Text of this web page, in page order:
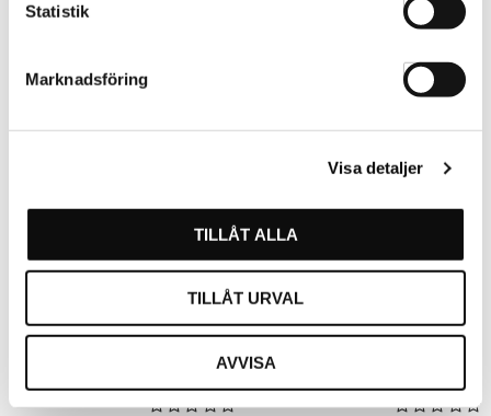
Statistik
Marknadsföring
Visa detaljer
TILLÅT ALLA
TILLÅT URVAL
AVVISA
Inshape Volume Texture
Inshape Volume Root Lift